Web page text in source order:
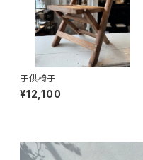
子供椅子
¥12,100